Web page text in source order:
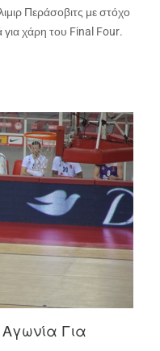
Περάσοβιτς με στόχο
χάρη του Final Four.
Για